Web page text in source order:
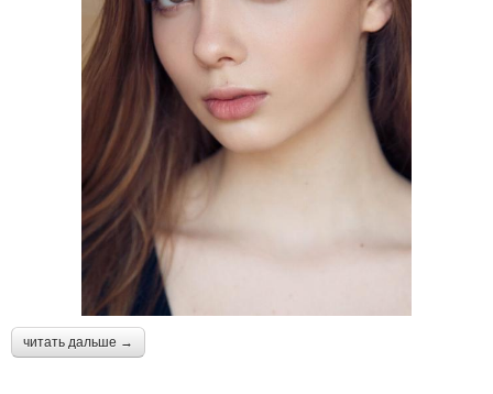
читать дальше →